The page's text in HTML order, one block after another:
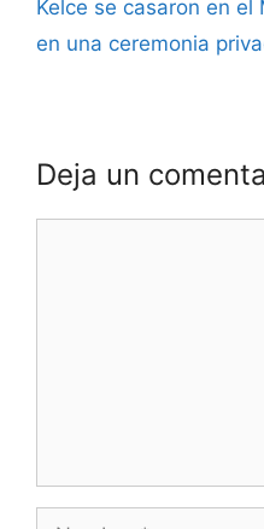
Kelce se casaron en el
en una ceremonia
Deja un